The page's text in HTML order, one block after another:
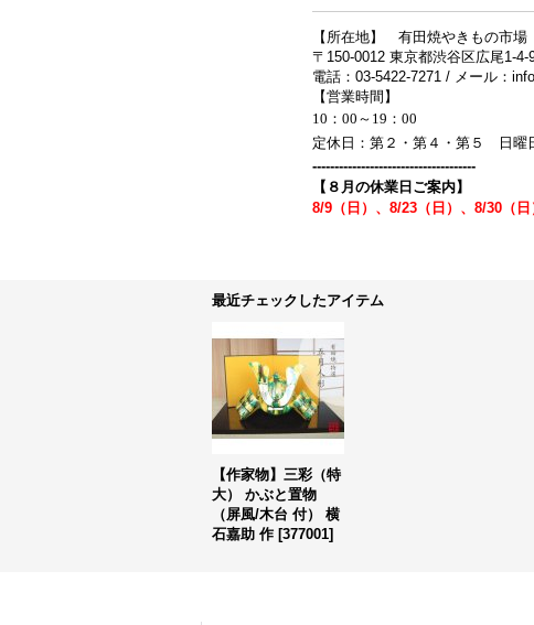
【所在地】 有田焼やきもの市場
〒150-0012 東京都渋谷区広尾1-4-
電話：03-5422-7271 / メール：
【営業時間】
10：00～19：00
定休日：第２・第４・第５ 日曜
-------------------------------------
【８月の休業日ご案内】
8/9（日）、8/23（日）、8/30（日
最近チェックしたアイテム
【作家物】三彩（特
大） かぶと置物
（屏風/木台 付） 横
石嘉助 作 [377001]